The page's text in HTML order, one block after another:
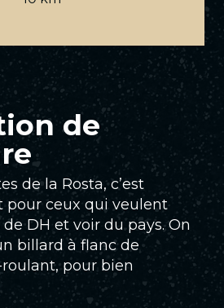
de
de la Rosta, c’est
pour ceux qui veulent
DH et voir du pays. On
billard à flanc de
pour bien